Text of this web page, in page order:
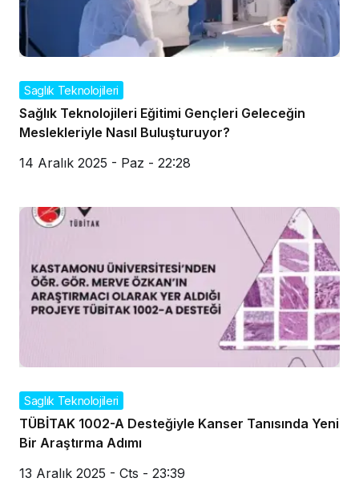
Saglık Teknolojileri
Sağlık Teknolojileri Eğitimi Gençleri Geleceğin
Meslekleriyle Nasıl Buluşturuyor?
14 Aralık 2025 - Paz - 22:28
Saglık Teknolojileri
TÜBİTAK 1002-A Desteğiyle Kanser Tanısında Yeni
Bir Araştırma Adımı
13 Aralık 2025 - Cts - 23:39